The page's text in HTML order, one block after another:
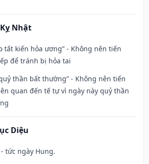
Nhật
tất kiến hỏa ương” - Không nên tiến
để tránh bị hỏa tai
thần bất thường” - Không nên tiến
quan đến tế tự vì ngày này quỷ thần
Diệu
- tức ngày Hung.